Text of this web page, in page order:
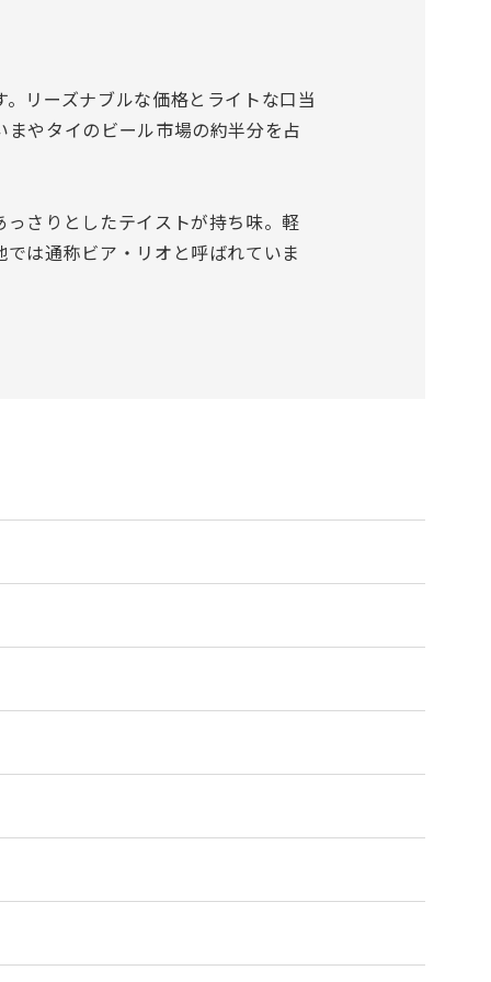
リーズナブルな価格とライトな口当
やタイのビール市場の約半分を占
さりとしたテイストが持ち味。軽
は通称ビア・リオと呼ばれていま